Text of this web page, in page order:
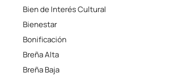
Bien de Interés Cultural
Bienestar
Bonificación
Breña Alta
Breña Baja